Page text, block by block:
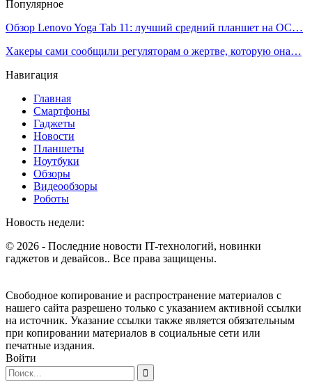
Популярное
Обзор Lenovo Yoga Tab 11: лучший средний планшет на ОС…
Хакеры сами сообщили регуляторам о жертве, которую она…
Навигация
Главная
Смартфоны
Гаджеты
Новости
Планшеты
Ноутбуки
Обзоры
Видеообзоры
Роботы
Новость недели:
© 2026 - Последние новости IT-технологий, новинки
гаджетов и девайсов.. Все права защищены.
Свободное копирование и распространение материалов с
нашего сайта разрешено только с указанием активной ссылки
на источник. Указание ссылки также является обязательным
при копировании материалов в социальные сети или
печатные издания.
Войти